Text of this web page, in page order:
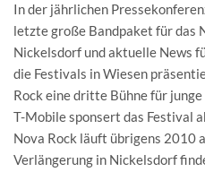
In der jährlichen
letzte große Bandpaket für das
Nickelsdorf und aktuelle News
die Festivals in Wiesen
Rock eine dritte Bühne für
T-Mobile sponsert das Festival
Nova Rock läuft übrigens 2010
Verlängerung in Nickelsdorf